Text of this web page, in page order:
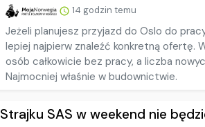
14 godzin temu
Jeżeli planujesz przyjazd do Oslo do
lepiej najpierw znaleźć konkretną ofertę.
osób całkowicie bez pracy, a liczba
Najmocniej właśnie w budownictwie.
Strajku SAS w weekend nie